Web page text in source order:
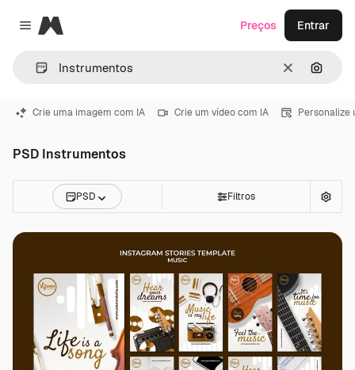
Close menu
Magnific
Limpar
Preços Entrar
Crie uma imagem com IA Crie um vídeo com IA Personalize
PSD Instrumentos
PSD Filtros